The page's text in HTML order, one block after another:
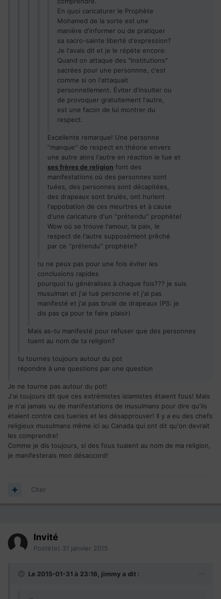
En quoi caricaturer le Prophète
Mohamed de la sorte est une
manière d'informer ou de pratiquer
sa sacro-sainte liberté d'expression?
Je l'avais dit et je le répète encore:
Quand on attaque des "institutions"
sacrées pour une personnne, c'est
comme si on l'attaquait
personnellement. Éviter d'insulter ou
de provoquer gratuitement l'autre,
est une facon de lui montrer du
respect.
Excellente remarque! Une personne
''manque'' de respect en théorie envers
une autre alors l'autre en réaction le tue et
ses frères de religion font des
manifestations où des personnes sont
tuées, des personnes sont décapitées,
des drapeaux sont brulés, ont hurlent
l'appobation de ces meurtres et à cause
d'une caricature d'un ''prétendu'' prophète!
Wow où se trouve l'amour, la paix, le
respect de l'autre supposément prêché
par ce ''prétendu'' prophète?
tu ne peux pas pour une fois éviter les
conclusions rapides
pourquoi tu généralises à chaque fois??? je suis
musulman et j'ai tué personne et j'ai pas
manifesté et j'ai pas brulé de drapeaux (PS: je
dis pas ça pour te faire plaisir)
Mais as-tu manifesté pour refuser que des personnes
tuent au nom de ta religion?
tu tournes toujours autour du pot
répondre à une questions par une question
Je ne tourne pas autour du pot!
J'ai toujours dit que ces extrémistes islamistes étaient fous! Mais
je n'ai jamais vu de manifestations de musulmans pour dire qu'ils
étaient contre ces tueries et les désapprouver! Il y a eu des chefs
religieux musulmans même ici au Canada qui ont dit qu'on devrait
les comprendre!
Comme je dis toujours, si des fous tuaient au nom de ma religion,
je manifesterais mon désaccord!
Citer
Invité
Posté(e) 31 janvier 2015
Le 2015-01-31 à 23:16, jimmy a dit :